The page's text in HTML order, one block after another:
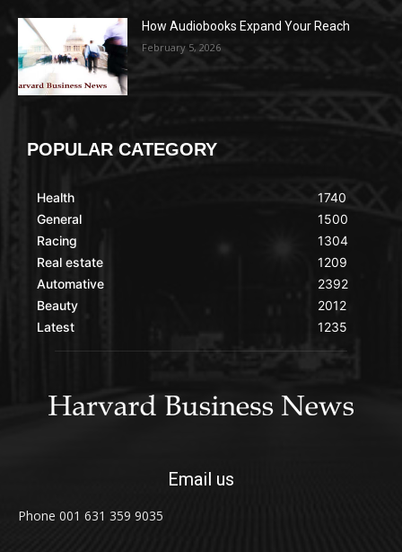
How Audiobooks Expand Your Reach
February 5, 2026
POPULAR CATEGORY
Health
General
Racing
Real estate
Automative
Beauty
Latest
1740
1500
1304
1209
2392
2012
1235
Email us
Phone 001 631 359 9035